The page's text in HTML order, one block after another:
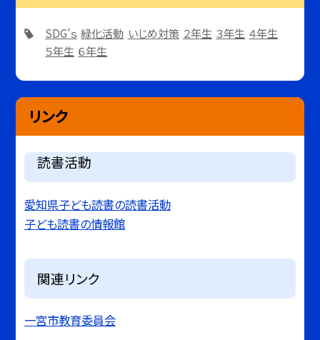
SDG’ｓ 緑化活動 いじめ対策 ２年生 ３年生 ４年生
５年生 ６年生
リンク
読書活動
愛知県子ども読書の読書活動
子ども読書の情報館
関連リンク
一宮市教育委員会